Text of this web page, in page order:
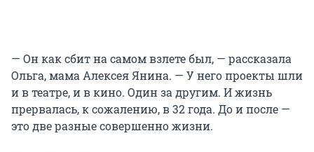
— Он как сбит на самом взлете был, — рассказала
Ольга, мама Алексея Янина. — У него проекты шли
и в театре, и в кино. Один за другим. И жизнь
прервалась, к сожалению, в 32 года. До и после —
это две разные совершенно жизни.